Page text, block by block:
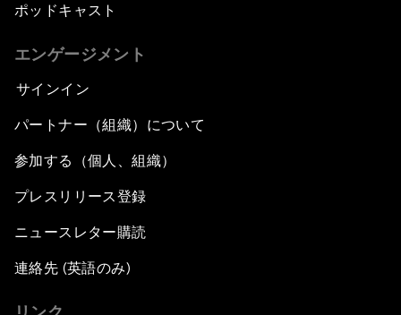
ポッドキャスト
エンゲージメント
サインイン
パートナー（組織）について
参加する（個人、組織）
プレスリリース登録
ニュースレター購読
連絡先 (英語のみ)